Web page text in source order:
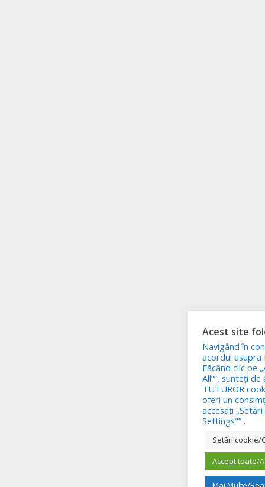
Acest site
Navigând în
acordul asupra
Făcând clic pe
All””, sunteți
TUTUROR
oferi un
accesați
Settings"” .
Setări cookie/
Accept toate/